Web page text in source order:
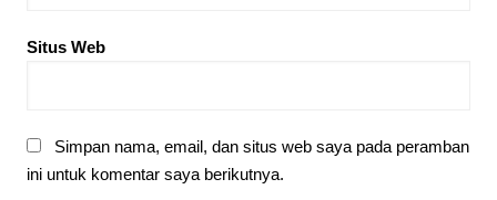
Situs Web
Simpan nama, email, dan situs web saya pada peramban
ini untuk komentar saya berikutnya.